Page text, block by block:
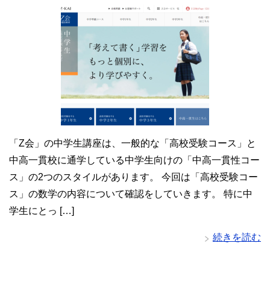
「Z会」の中学生講座は、一般的な「高校受験コース」と
中高一貫校に通学している中学生向けの「中高一貫性コー
ス」の2つのスタイルがあります。 今回は「高校受験コー
ス」の数学の内容について確認をしていきます。 特に中
学生にとっ […]
続きを読む